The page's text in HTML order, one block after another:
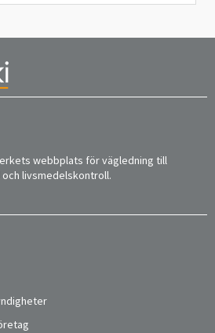
webbplats för vägledning till
livsmedelskontroll.